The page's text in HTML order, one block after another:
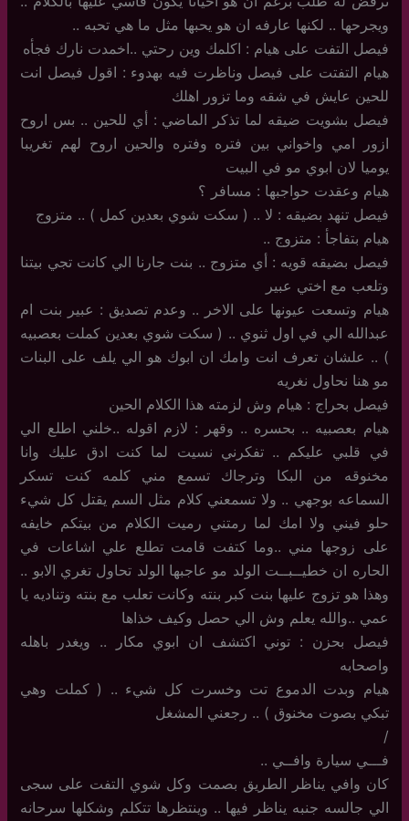
ويجرحها .. لكنها عارفه ان هو يحبها مثل ما هي تحبه ..
فيصل التفت على هيام : اكلمك وين رحتي ..اخمدت نارك فجأه
هيام التفتت على فيصل وناظرت فيه بهدوء : اقول فيصل انت
للحين عايش في شقه وما تزور اهلك
فيصل بشويت ضيقه لما تذكر الماضي : أي للحين .. بس اروح
ازور امي واخواني بين فتره وفتره والحين اروح لهم تغريبا
يوميا لان ابوي مو في البيت
هيام وعقدت حواجبها : مسافر ؟
فيصل تنهد بضيقه : لا .. ( سكت شوي بعدين كمل ) .. متزوج
هيام بتفاجأ : متزوج ..
فيصل بضيقه قويه : أي متزوج .. بنت جارنا الي كانت تجي بيتنا
وتلعب مع اختي عبير
هيام وتسعت عيونها على الاخر .. وعدم تصديق : عبير بنت ام
عبدالله الي في اول ثنوي .. ( سكت شوي بعدين كملت بعصبيه
) .. علشان تعرف انت وامك ان ابوك هو الي يلف على البنات
مو هنا نحاول نغريه
فيصل بحراج : هيام وش لزمته هذا الكلام الحين
هيام بعصبيه .. بحسره .. وقهر : لازم اقوله ..خلني اطلع الي
في قلبي عليكم .. تفكرني نسيت لما كنت ادق عليك وانا
مخنوقه من البكا وترجاك تسمع مني كلمه كنت تسكر
السماعه بوجهي .. ولا تسمعني كلام مثل السم يقتل كل شيء
حلو فيني ولا امك لما رمتني رميت الكلام من بيتكم خايفه
على زوجها مني ..وما كتفت قامت تطلع علي اشاعات في
الحاره ان خطيــبــت الولد مو عاجبها الولد تحاول تغري الابو ..
وهذا هو تزوج عليها بنت كبر بنته وكانت تعلب مع بنته وتناديه يا
عمي ..والله يعلم وش الي حصل وكيف خذاها
فيصل بحزن : توني اكتشف ان ابوي مكار .. ويغدر باهله
واصحابه
هيام وبدت الدموع تت وخسرت كل شيء .. ( كملت وهي
تبكي بصوت مخنوق ) .. رجعني المشغل
/
فـــي سيارة وافــي ..
كان وافي يناظر الطريق بصمت وكل شوي التفت على سجى
الي جالسه جنبه يناظر فيها .. وينتظرها تتكلم وشكلها سرحانه